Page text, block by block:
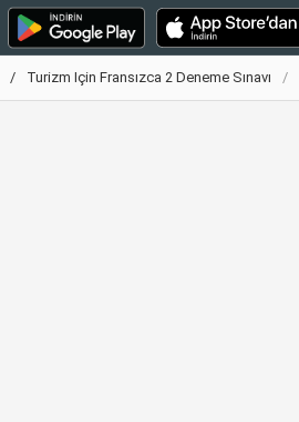
Turizm Için Fransızca 2 Deneme Sınavı